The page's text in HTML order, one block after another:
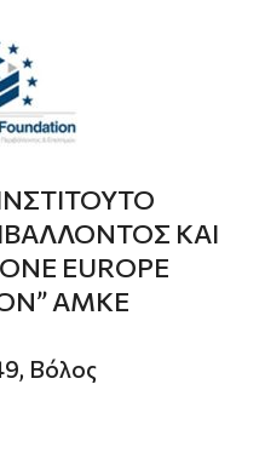
ΚΑΙ
EUROPE
ΑΜΚΕ
Βόλος